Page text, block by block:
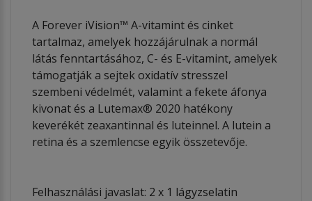
A Forever iVision™ A-vitamint és cinket
tartalmaz, amelyek hozzájárulnak a normál
látás fenntartásához, C- és E-vitamint, amelyek
támogatják a sejtek oxidatív stresszel
szembeni védelmét, valamint a fekete áfonya
kivonat és a Lutemax® 2020 hatékony
keverékét zeaxantinnal és luteinnel. A lutein a
retina és a szemlencse egyik összetevője.
Felhasználási javaslat: 2 x 1 lágyzselatin